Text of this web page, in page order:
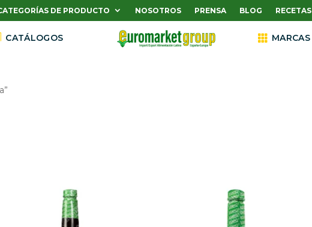
DE PRODUCTO NOSOTROS PRENSA BLOG RECETAS
CATÁLOGOS  MARCAS